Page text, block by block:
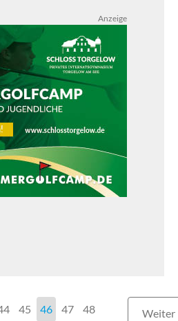
Anzeige
45 46 47
48
Weiter